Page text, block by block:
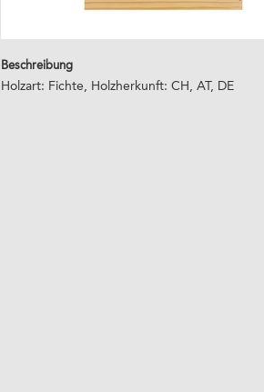
Beschreibung
Holzart: Fichte, Holzherkunft: CH, AT, DE